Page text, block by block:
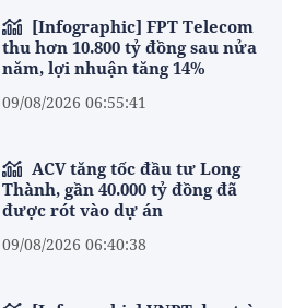
thu hơn 10.800 tỷ đồng sau nửa
năm, lợi nhuận tăng 14%
09/08/2026 06:55:41
Thành, gần 40.000 tỷ đồng đã
được rót vào dự án
09/08/2026 06:40:38